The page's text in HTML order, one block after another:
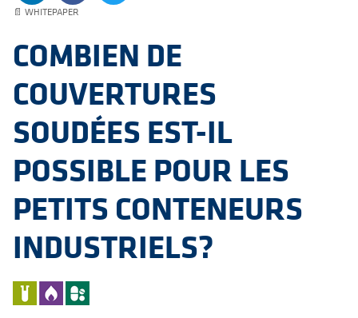
📄 WHITEPAPER
COMBIEN DE
COUVERTURES
SOUDÉES EST-IL
POSSIBLE POUR LES
PETITS CONTENEURS
INDUSTRIELS?